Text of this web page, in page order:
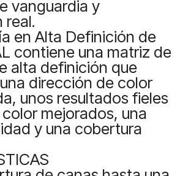
vanguardia y
real.
en Alta Definición de
contiene una matriz de
alta definición que
dirección de color
unos resultados fieles
mejorados, una
y una cobertura